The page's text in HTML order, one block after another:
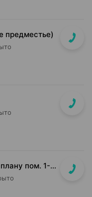
предместье)
пр-т Независимости, д. 58-4 (по плану пом. 1-7,9)<br>Общий вход с кофейней Варка (Varka) и ПОНПУШКА